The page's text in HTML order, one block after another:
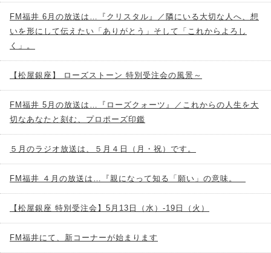
FM福井 6月の放送は…『クリスタル』／隣にいる大切な人へ、想
いを形にして伝えたい「ありがとう」そして「これからよろし
く」。
【松屋銀座】 ローズストーン 特別受注会の風景～
FM福井 5月の放送は…『ローズクォーツ』／これからの人生を大
切なあなたと刻む、プロポーズ印鑑
５月のラジオ放送は、５月４日（月・祝）です。
FM福井 ４月の放送は…『親になって知る「願い」の意味。
【松屋銀座 特別受注会】5月13日（水）-19日（火）
FM福井にて、新コーナーが始まります